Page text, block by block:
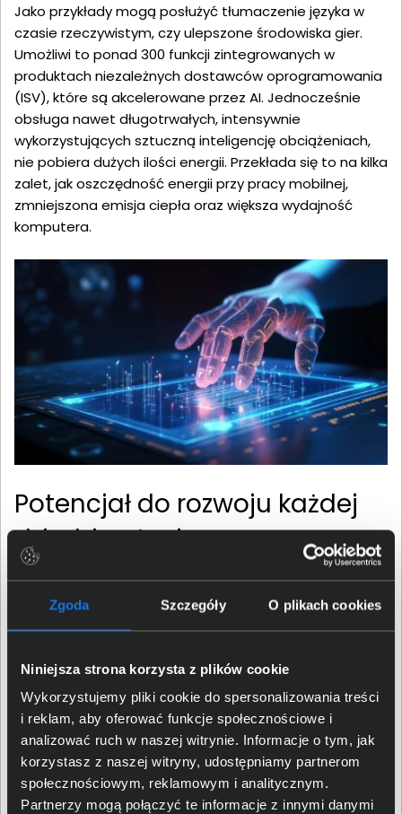
Zgoda Szczegóły O plikach cookies
Niniejsza strona korzysta z plików cookie
Wykorzystujemy pliki cookie do spersonalizowania treści
i reklam, aby oferować funkcje społecznościowe i
analizować ruch w naszej witrynie. Informacje o tym, jak
korzystasz z naszej witryny, udostępniamy partnerom
społecznościowym, reklamowym i analitycznym.
Partnerzy mogą połączyć te informacje z innymi danymi
Jako przykłady mogą posłużyć tłumaczenie języka w
czasie rzeczywistym, czy ulepszone środowiska gier.
Umożliwi to ponad 300 funkcji zintegrowanych w
produktach niezależnych dostawców oprogramowania
(ISV), które są akcelerowane przez AI. Jednocześnie
obsługa nawet długotrwałych, intensywnie
wykorzystujących sztuczną inteligencję obciążeniach,
nie pobiera dużych ilości energii. Przekłada się to na kilka
zalet, jak oszczędność energii przy pracy mobilnej,
zmniejszona emisja ciepła oraz większa wydajność
komputera.
Potencjał do rozwoju każdej
dziedziny życia
się bardziej kreatywni, produktywni i bezpieczni.
Przeniesienie dotychczasowych trendów, znanych z
prywatność poprzez zmniejszenie zależności od
drogich centrów danych. Firma Intel udostępnia między
innymi oprogramowanie oneAPI i OpenVINO,
dedykowane stacje robocze i szkolenia, aby
deweloperzy mogli lepiej wykorzystać SI. Pozwoli im to
stworzyć oprogramowanie jeszcze lepiej wspierające
ich użytkowników w codziennych obowiązkach, ale i nie